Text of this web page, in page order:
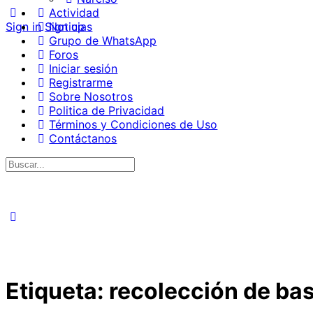
Sign in Sign up
Actividad
Noticias
Grupo de WhatsApp
Foros
Iniciar sesión
Registrarme
Sobre Nosotros
Politica de Privacidad
Términos y Condiciones de Uso
Contáctanos
Buscar:
Etiqueta: recolección de